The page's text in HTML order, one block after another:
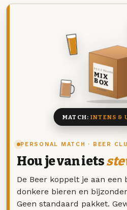
PERSONAL MATCH · BEER
Hou je van iets
De Beer koppelt je aan een
donkere bieren en
Geen standaard pakket.
DEZE MAAND
MIX
BOX
8 BIEREN
MATCH:INTENS &